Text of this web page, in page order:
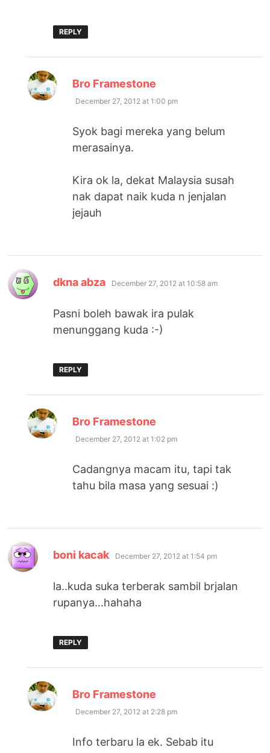
REPLY
Bro Framestone
December 27, 2012 at 1:00 pm
Syok bagi mereka yang belum
merasainya.
Kira ok la, dekat Malaysia susah
nak dapat naik kuda n jenjalan
jejauh
dkna abza says:
December 27, 2012 at 10:58 am
Pasni boleh bawak ira pulak
menunggang kuda :-)
REPLY
Bro Framestone
December 27, 2012 at 1:02 pm
Cadangnya macam itu, tapi tak
tahu bila masa yang sesuai :)
boni kacak says:
December 27, 2012 at 1:54 pm
la..kuda suka terberak sambil brjalan
rupanya…hahaha
REPLY
Bro Framestone
December 27, 2012 at 2:28 pm
Info terbaru la ek. Sebab itu